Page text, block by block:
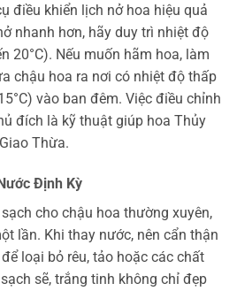
điều khiển lịch nở hoa hiệu quả
nhanh hơn, hãy duy trì nhiệt độ
20°C). Nếu muốn hãm hoa, làm
chậu hoa ra nơi có nhiệt độ thấp
vào ban đêm. Việc điều chỉnh
đích là kỹ thuật giúp hoa Thủy
Thừa.
Định Kỳ
cho chậu hoa thường xuyên,
lần. Khi thay nước, nên cẩn thận
loại bỏ rêu, tảo hoặc các chất
sẽ, trắng tinh không chỉ đẹp